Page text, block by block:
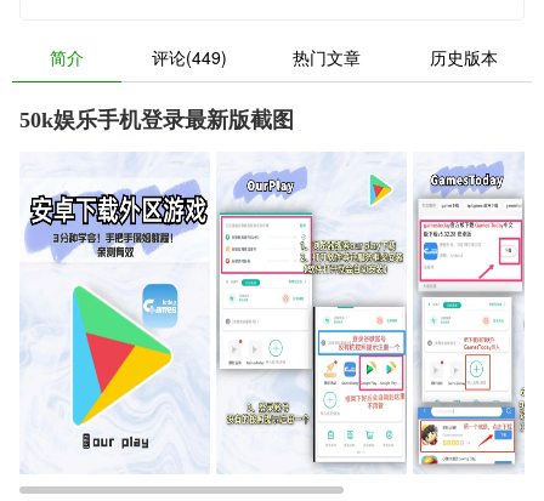
简介 评论(449) 热门文章 历史版本
50k娱乐手机登录最新版截图